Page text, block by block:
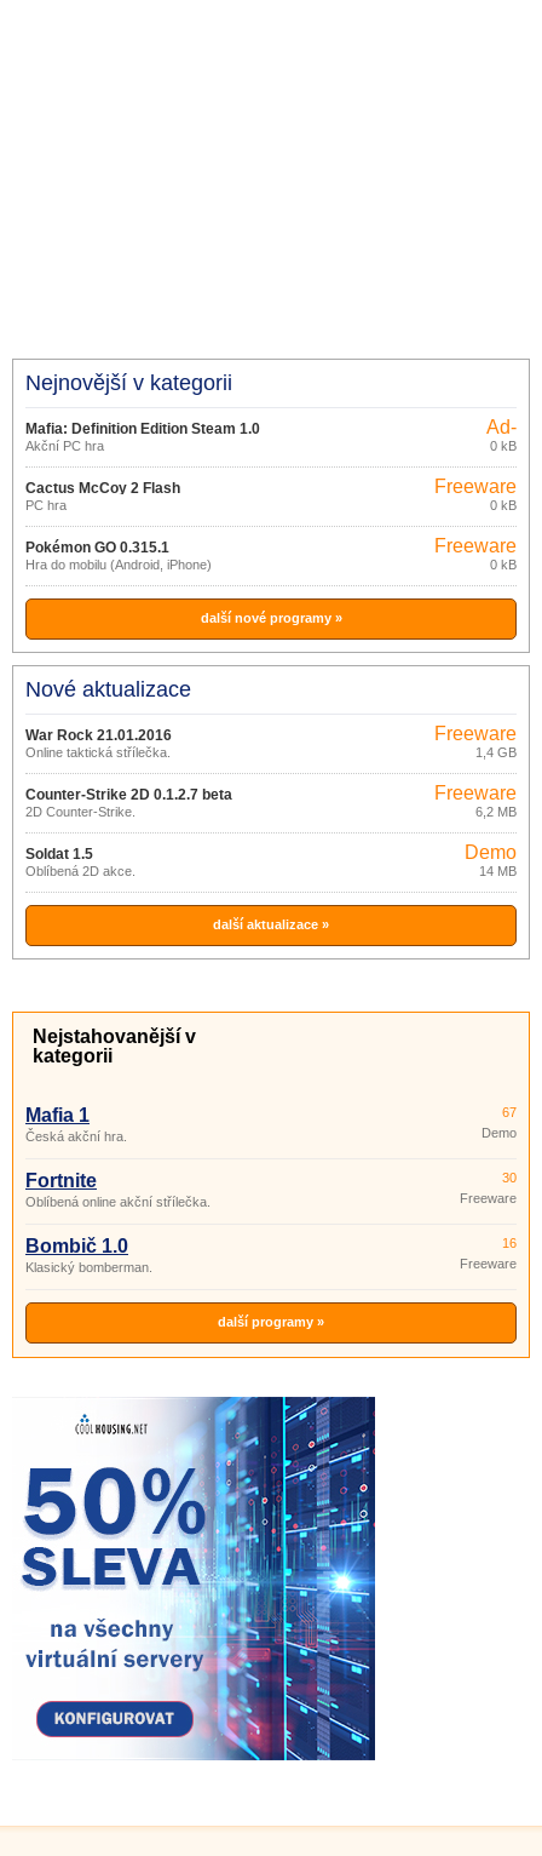
Nejnovější v kategorii
Mafia: Definition Edition Steam 1.0
Akční PC hra
Ad-
supported
0 kB
Cactus McCoy 2 Flash
PC hra
Freeware
0 kB
Pokémon GO 0.315.1
Hra do mobilu (Android, iPhone)
Freeware
0 kB
další nové programy »
Nové aktualizace
War Rock 21.01.2016
Online taktická střílečka.
Freeware
1,4 GB
Counter-Strike 2D 0.1.2.7 beta
2D Counter-Strike.
Freeware
6,2 MB
Soldat 1.5
Oblíbená 2D akce.
Demo
14 MB
další aktualizace »
Nejstahovanější v
kategorii
Mafia 1
Česká akční hra.
67
Demo
Fortnite
Oblíbená online akční střílečka.
30
Freeware
Bombič 1.0
Klasický bomberman.
16
Freeware
další programy »